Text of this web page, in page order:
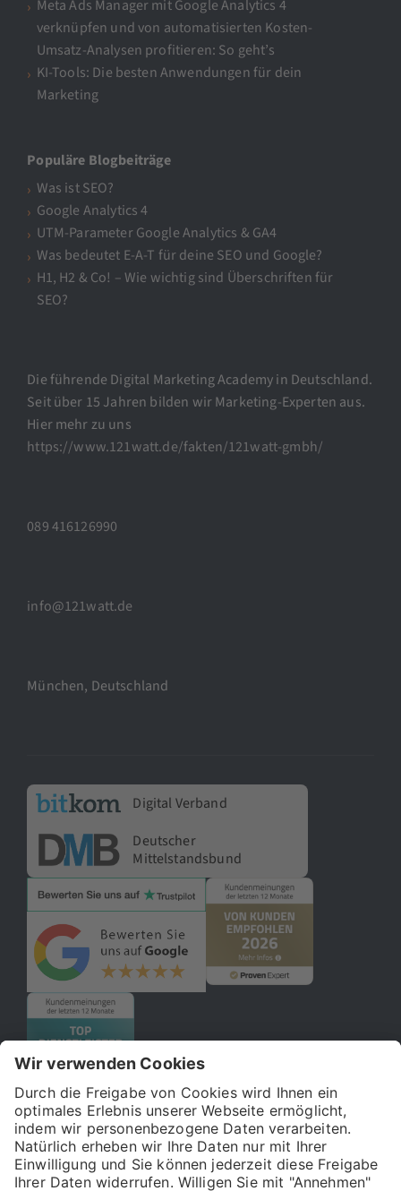
Meta Ads Manager mit Google Analytics 4
verknüpfen und von automatisierten Kosten-
Umsatz-Analysen profitieren: So geht’s
KI-Tools: Die besten Anwendungen für dein
Marketing
Populäre Blogbeiträge
Was ist SEO?
Google Analytics 4
UTM-Parameter Google Analytics & GA4
Was bedeutet E-A-T für deine SEO und Google?
H1, H2 & Co! – Wie wichtig sind Überschriften für
SEO?
Die führende Digital Marketing Academy in Deutschland.
Seit über 15 Jahren bilden wir Marketing-Experten aus.
Hier mehr zu uns
https://www.121watt.de/fakten/121watt-gmbh/
089 416126990
info@121watt.de
München, Deutschland
Digital Verband
Deutscher
Mittelstandsbund